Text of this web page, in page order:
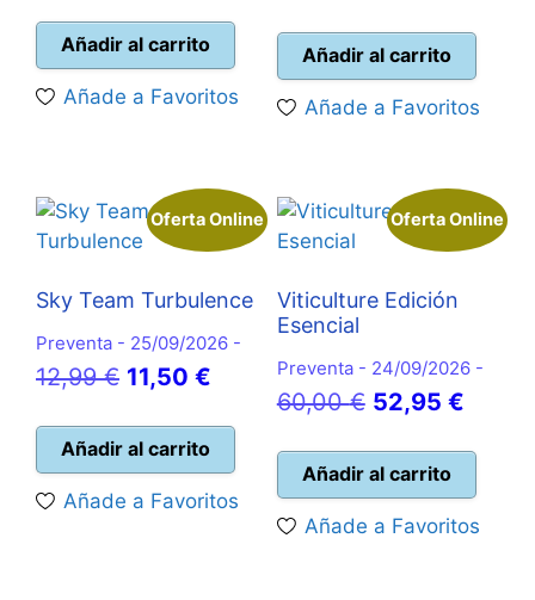
original
actual
114,95 €.
Añadir al carrito
Añade a Favoritos
era:
actual
Añadir al carrito
Añade a Favoritos
Oferta Online
Sky Team Turbulence
Preventa - 25/09/2026 -
12,99€ El
original
era:
12,99 €.
11,50 €
precio
actual
es:
11,50 €.
Añadir al carrito
Añade a Favoritos
Oferta Online
Viticulture Edición
Esencial
Preventa - 24/09/2026 -
60,00€ El
original
era:
60,00 €.
52,95 €El
es:
52,95
Añadir al carrito
Añade a Favoritos